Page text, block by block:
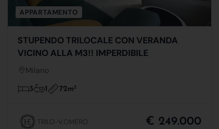
APPARTAMENTO
STUPENDO TRILOCALE CON VERANDA
VICINO ALLA M3!! IMPERDIBILE
Milano
3 1 72m2
TRILO-V.OMERO € 249.000